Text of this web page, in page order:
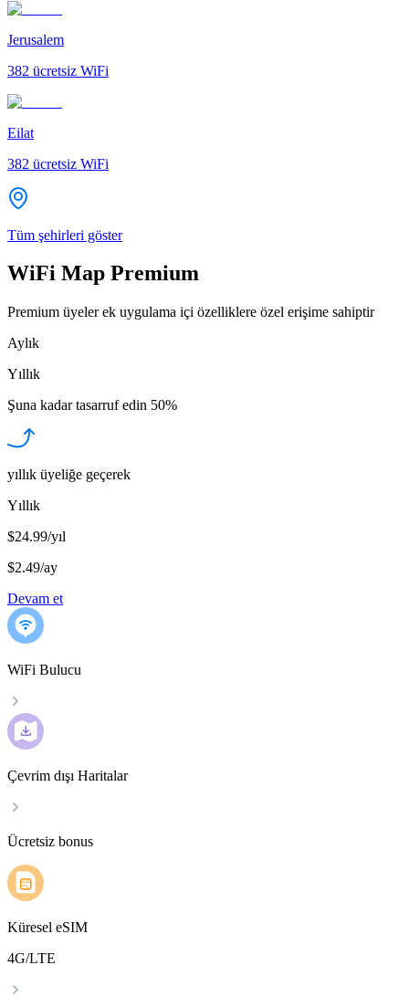
Jerusalem
382 ücretsiz WiFi
Eilat
382 ücretsiz WiFi
Tüm şehirleri göster
WiFi Map Premium
Premium üyeler ek uygulama içi özelliklere özel erişime sahiptir
Aylık
Yıllık
Şuna kadar tasarruf edin 50%
yıllık üyeliğe geçerek
Yıllık
$24.99/yıl
$2.49/ay
Devam et
WiFi Bulucu
Çevrim dışı Haritalar
Ücretsiz bonus
Küresel eSIM
4G/LTE